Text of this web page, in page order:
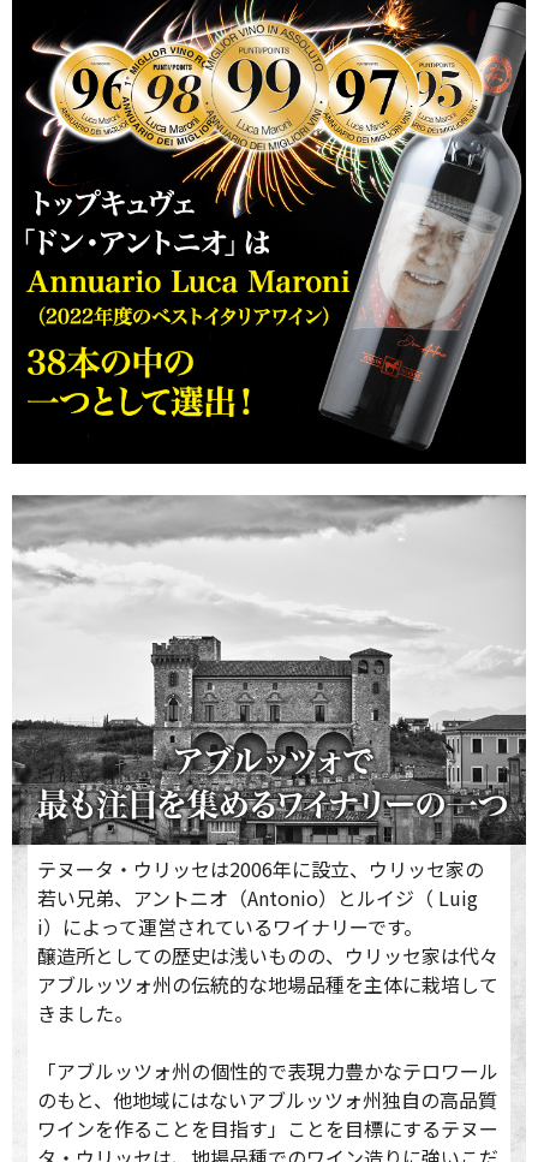
テヌータ・ウリッセは2006年に設立、ウリッセ家の
若い兄弟、アントニオ（Antonio）とルイジ（ Luig
i）によって運営されているワイナリーです。
醸造所としての歴史は浅いものの、ウリッセ家は代々
アブルッツォ州の伝統的な地場品種を主体に栽培して
きました。
「アブルッツォ州の個性的で表現力豊かなテロワール
のもと、他地域にはないアブルッツォ州独自の高品質
ワインを作ることを目指す」ことを目標にするテヌー